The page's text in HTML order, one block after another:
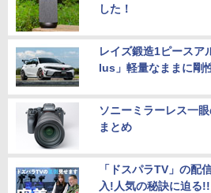
した！
レイズ鍛造1ピースア
lus」軽量なままに剛
ソニーミラーレス一
まとめ
「ドスパラTV」の配
入!人気の秘訣に迫る!!